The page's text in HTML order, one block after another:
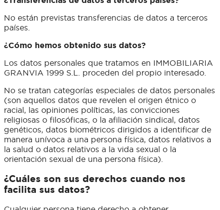
No están previstas transferencias de datos a terceros
países.
¿Cómo hemos obtenido sus datos?
Los datos personales que tratamos en IMMOBILIARIA
GRANVIA 1999 S.L. proceden del propio interesado.
No se tratan categorías especiales de datos personales
(son aquellos datos que revelen el origen étnico o
racial, las opiniones políticas, las convicciones
religiosas o filosóficas, o la afiliación sindical, datos
genéticos, datos biométricos dirigidos a identificar de
manera unívoca a una persona física, datos relativos a
la salud o datos relativos a la vida sexual o la
orientación sexual de una persona física).
¿Cuáles son sus derechos cuando nos
facilita sus datos?